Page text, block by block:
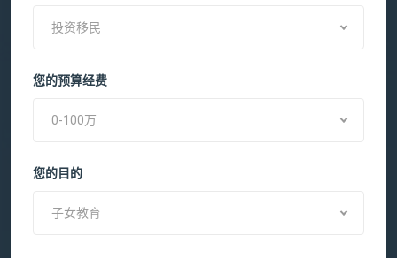
投资移民
您的预算经费
0-100万
您的目的
子女教育